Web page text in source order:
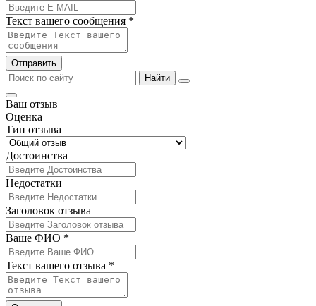
Текст вашего сообщения *
Отправить
Найти
Ваш отзыв
Оценка
Тип отзыва
Достоинства
Недостатки
Заголовок отзыва
Ваше ФИО *
Текст вашего отзыва *